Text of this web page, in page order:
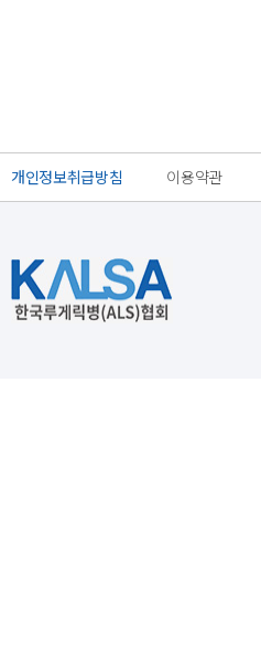
개인정보취급방침 이용약관